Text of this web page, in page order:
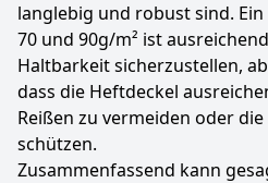
langlebig und robust sind.
70 und 90g/m² ist
Haltbarkeit sicherzustellen,
dass die Heftdeckel
Reißen zu vermeiden oder
schützen.
Zusammenfassend kann